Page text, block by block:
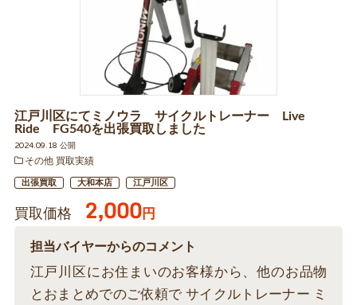
江戸川区にてミノウラ サイクルトレーナー Live
Ride FG540を出張買取しました
2024.09.18 公開
その他 買取実績
出張買取 大和本店 江戸川区
買取価格 2,000円
担当バイヤーからのコメント
江戸川区にお住まいのお客様から、他のお品物
とおまとめでのご依頼で サイクルトレーナー ミ